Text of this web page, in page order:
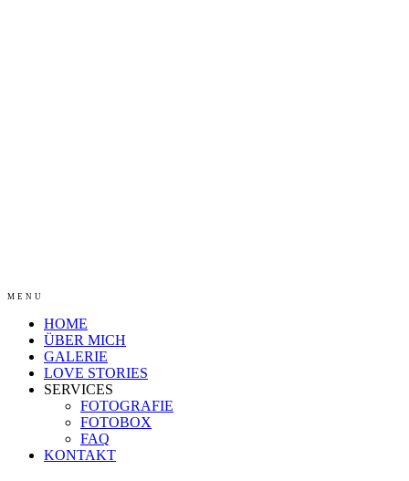
MENU
HOME
ÜBER MICH
GALERIE
LOVE STORIES
SERVICES
FOTOGRAFIE
FOTOBOX
FAQ
KONTAKT